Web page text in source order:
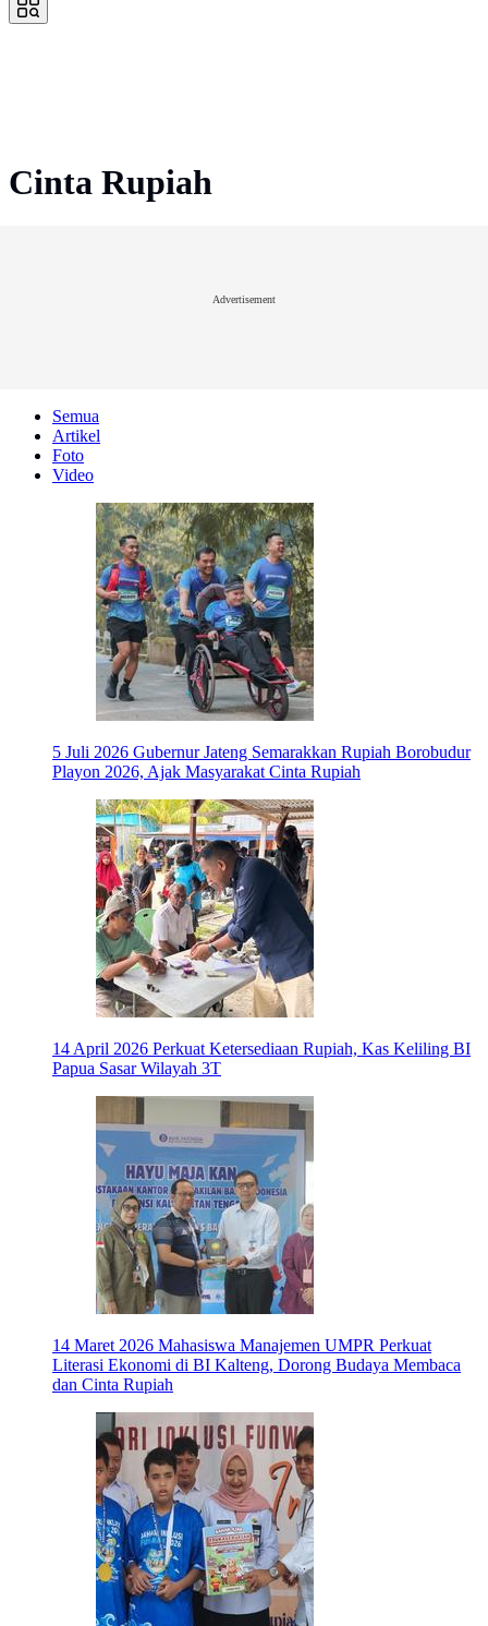
Cinta Rupiah
Advertisement
Semua
Artikel
Foto
Video
5 Juli 2026 Gubernur Jateng Semarakkan Rupiah Borobudur
Playon 2026, Ajak Masyarakat Cinta Rupiah
14 April 2026 Perkuat Ketersediaan Rupiah, Kas Keliling BI
Papua Sasar Wilayah 3T
14 Maret 2026 Mahasiswa Manajemen UMPR Perkuat
Literasi Ekonomi di BI Kalteng, Dorong Budaya Membaca
dan Cinta Rupiah